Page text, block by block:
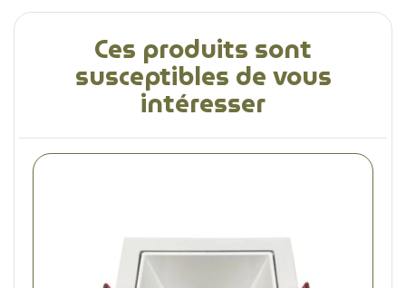
Ces produits sont
susceptibles de vous
intéresser